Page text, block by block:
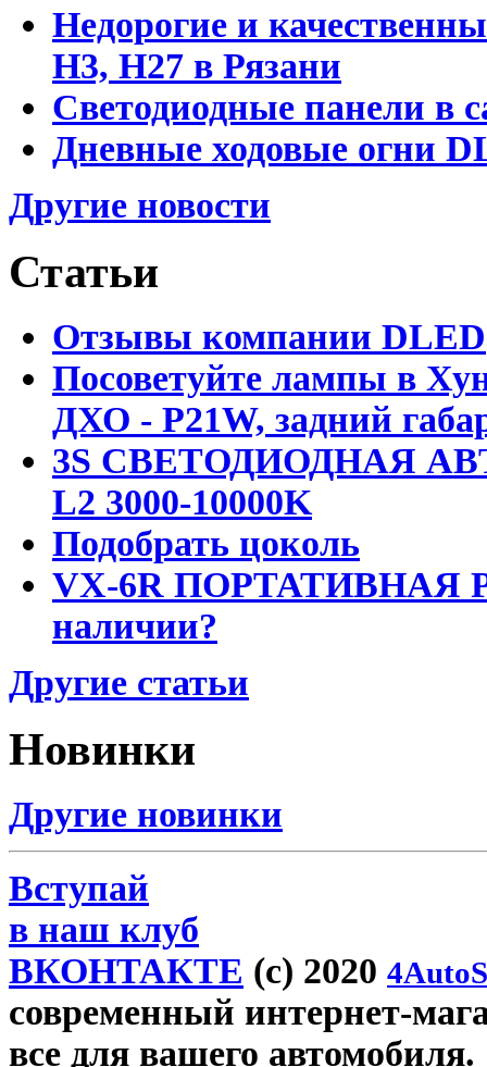
Недорогие и
Н3, Н27 в Рязани
Светодиодные панели в
Дневные ходовые огни
Другие новости
Статьи
Отзывы компании DLED
Посоветуйте лампы в
ДХО - P21W, задний
3S СВЕТОДИОДНАЯ
L2 3000-10000K
Подобрать цоколь
VX-6R ПОРТАТИВНАЯ
наличии?
Другие статьи
Новинки
Другие новинки
Вступай
в наш клуб
ВКОНТАКТЕ (c) 2020
современный интернет-
все для вашего автомобиля.